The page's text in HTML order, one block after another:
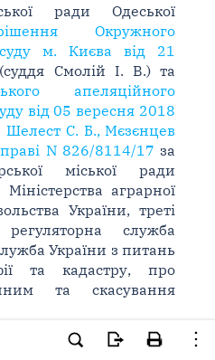
ради Одеської
Окружного
суду м. Києва від 21
(суддя Смолій І. В.) та
апеляційного
від 05 вересня 2018
Шелест С. Б., Мєзєнцев
N 826/8114/17 за
міської ради
аграрної
України, треті
служба
України з питань
та кадастру, про
та скасування
звернувся до